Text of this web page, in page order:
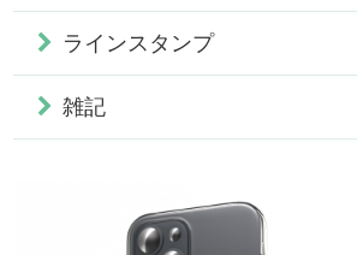
ラインスタンプ
雑記